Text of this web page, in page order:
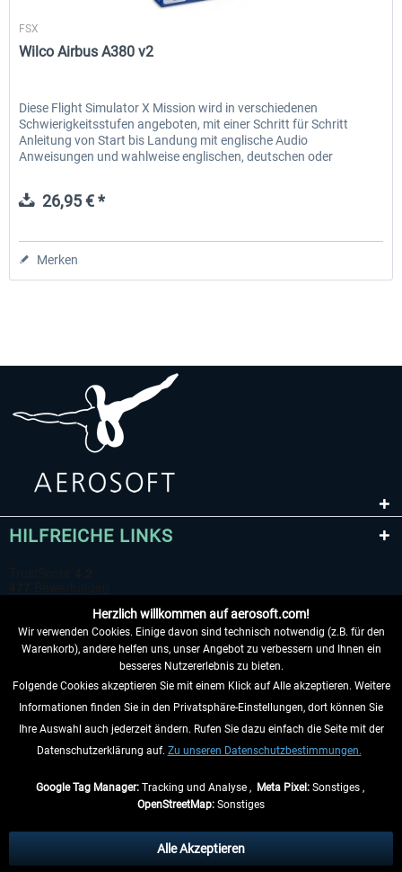
Wilco Publishing
FSX
Wilco Airbus A380 v2
Diese Flight Simulator X Mission wird in verschiedenen
Schwierigkeitsstufen angeboten, mit einer Schritt für Schritt
Anleitung von Start bis Landung mit englische Audio
Anweisungen und wahlweise englischen, deutschen oder
26,95 € *
Merken
HILFREICHE LINKS
VERTRAG WIDERRUFEN
INFORMATIONEN
anders beschrieben.
** Gilt für Lieferungen innerhalb Deutschlands, Lieferzeiten für andere Länder
Herzlich willkommen auf aerosoft.com!
Wir verwenden Cookies. Einige davon sind technisch notwendig (z.B. für den
Warenkorb), andere helfen uns, unser Angebot zu verbessern und Ihnen ein
besseres Nutzererlebnis zu bieten.
Folgende Cookies akzeptieren Sie mit einem Klick auf Alle akzeptieren. Weitere
Informationen finden Sie in den Privatsphäre-Einstellungen, dort können Sie
Ihre Auswahl auch jederzeit ändern. Rufen Sie dazu einfach die Seite mit der
Datenschutzerklärung auf. Zu unseren Datenschutzbestimmungen.
Google Tag Manager:Tracking und Analyse , Meta Pixel:Sonstiges ,
OpenStreetMap: Sonstiges
Alle Akzeptieren